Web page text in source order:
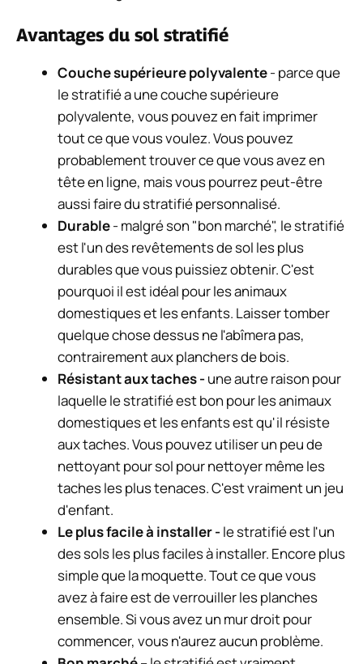
Avantages du sol stratifié
Couche supérieure polyvalente- parce que
le stratifié a une couche supérieure
polyvalente, vous pouvez en fait imprimer
tout ce que vous voulez. Vous pouvez
probablement trouver ce que vous avez en
tête en ligne, mais vous pourrez peut-être
aussi faire du stratifié personnalisé.
Durable- malgré son "bon marché", le stratifié
est l'un des revêtements de sol les plus
durables que vous puissiez obtenir. C'est
pourquoi il est idéal pour les animaux
domestiques et les enfants. Laisser tomber
quelque chose dessus ne l'abîmera pas,
contrairement aux planchers de bois.
Résistant aux taches -une autre raison pour
laquelle le stratifié est bon pour les animaux
domestiques et les enfants est qu'il résiste
aux taches. Vous pouvez utiliser un peu de
nettoyant pour sol pour nettoyer même les
taches les plus tenaces. C'est vraiment un jeu
d'enfant.
Le plus facile à installer -le stratifié est l'un
des sols les plus faciles à installer. Encore plus
simple que la moquette. Tout ce que vous
avez à faire est de verrouiller les planches
ensemble. Si vous avez un mur droit pour
commencer, vous n'aurez aucun problème.